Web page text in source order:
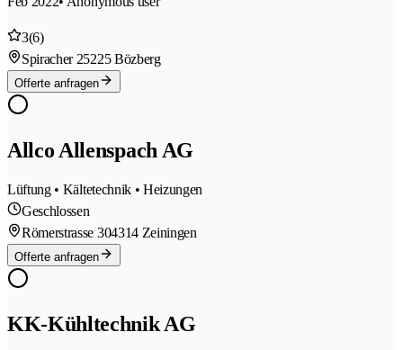
3(6)
Spiracher 25225 Bözberg
Offerte anfragen
Allco Allenspach AG
Lüftung • Kältetechnik • Heizungen
Geschlossen
Römerstrasse 304314 Zeiningen
Offerte anfragen
KK-Kühltechnik AG